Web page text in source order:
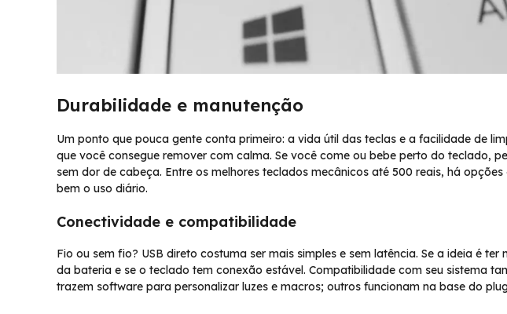
Durabilidade e manutenção
Um ponto que pouca gente conta primeiro: a vida útil das teclas e a facilidade de
que você consegue remover com calma. Se você come ou bebe perto do teclado,
sem dor de cabeça. Entre os melhores teclados mecânicos até 500 reais, há
bem o uso diário.
Conectividade e compatibilidade
Fio ou sem fio? USB direto costuma ser mais simples e sem latência. Se a ideia é
da bateria e se o teclado tem conexão estável. Compatibilidade com seu sistema
trazem software para personalizar luzes e macros; outros funcionam na base do